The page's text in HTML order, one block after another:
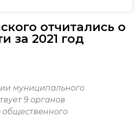
отчитались о
за 2021 год
муниципального
9 органов
общественного